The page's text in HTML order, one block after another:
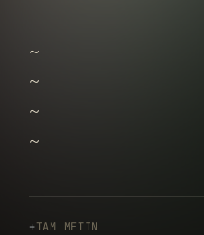
~
~
~
~
TAM METIN